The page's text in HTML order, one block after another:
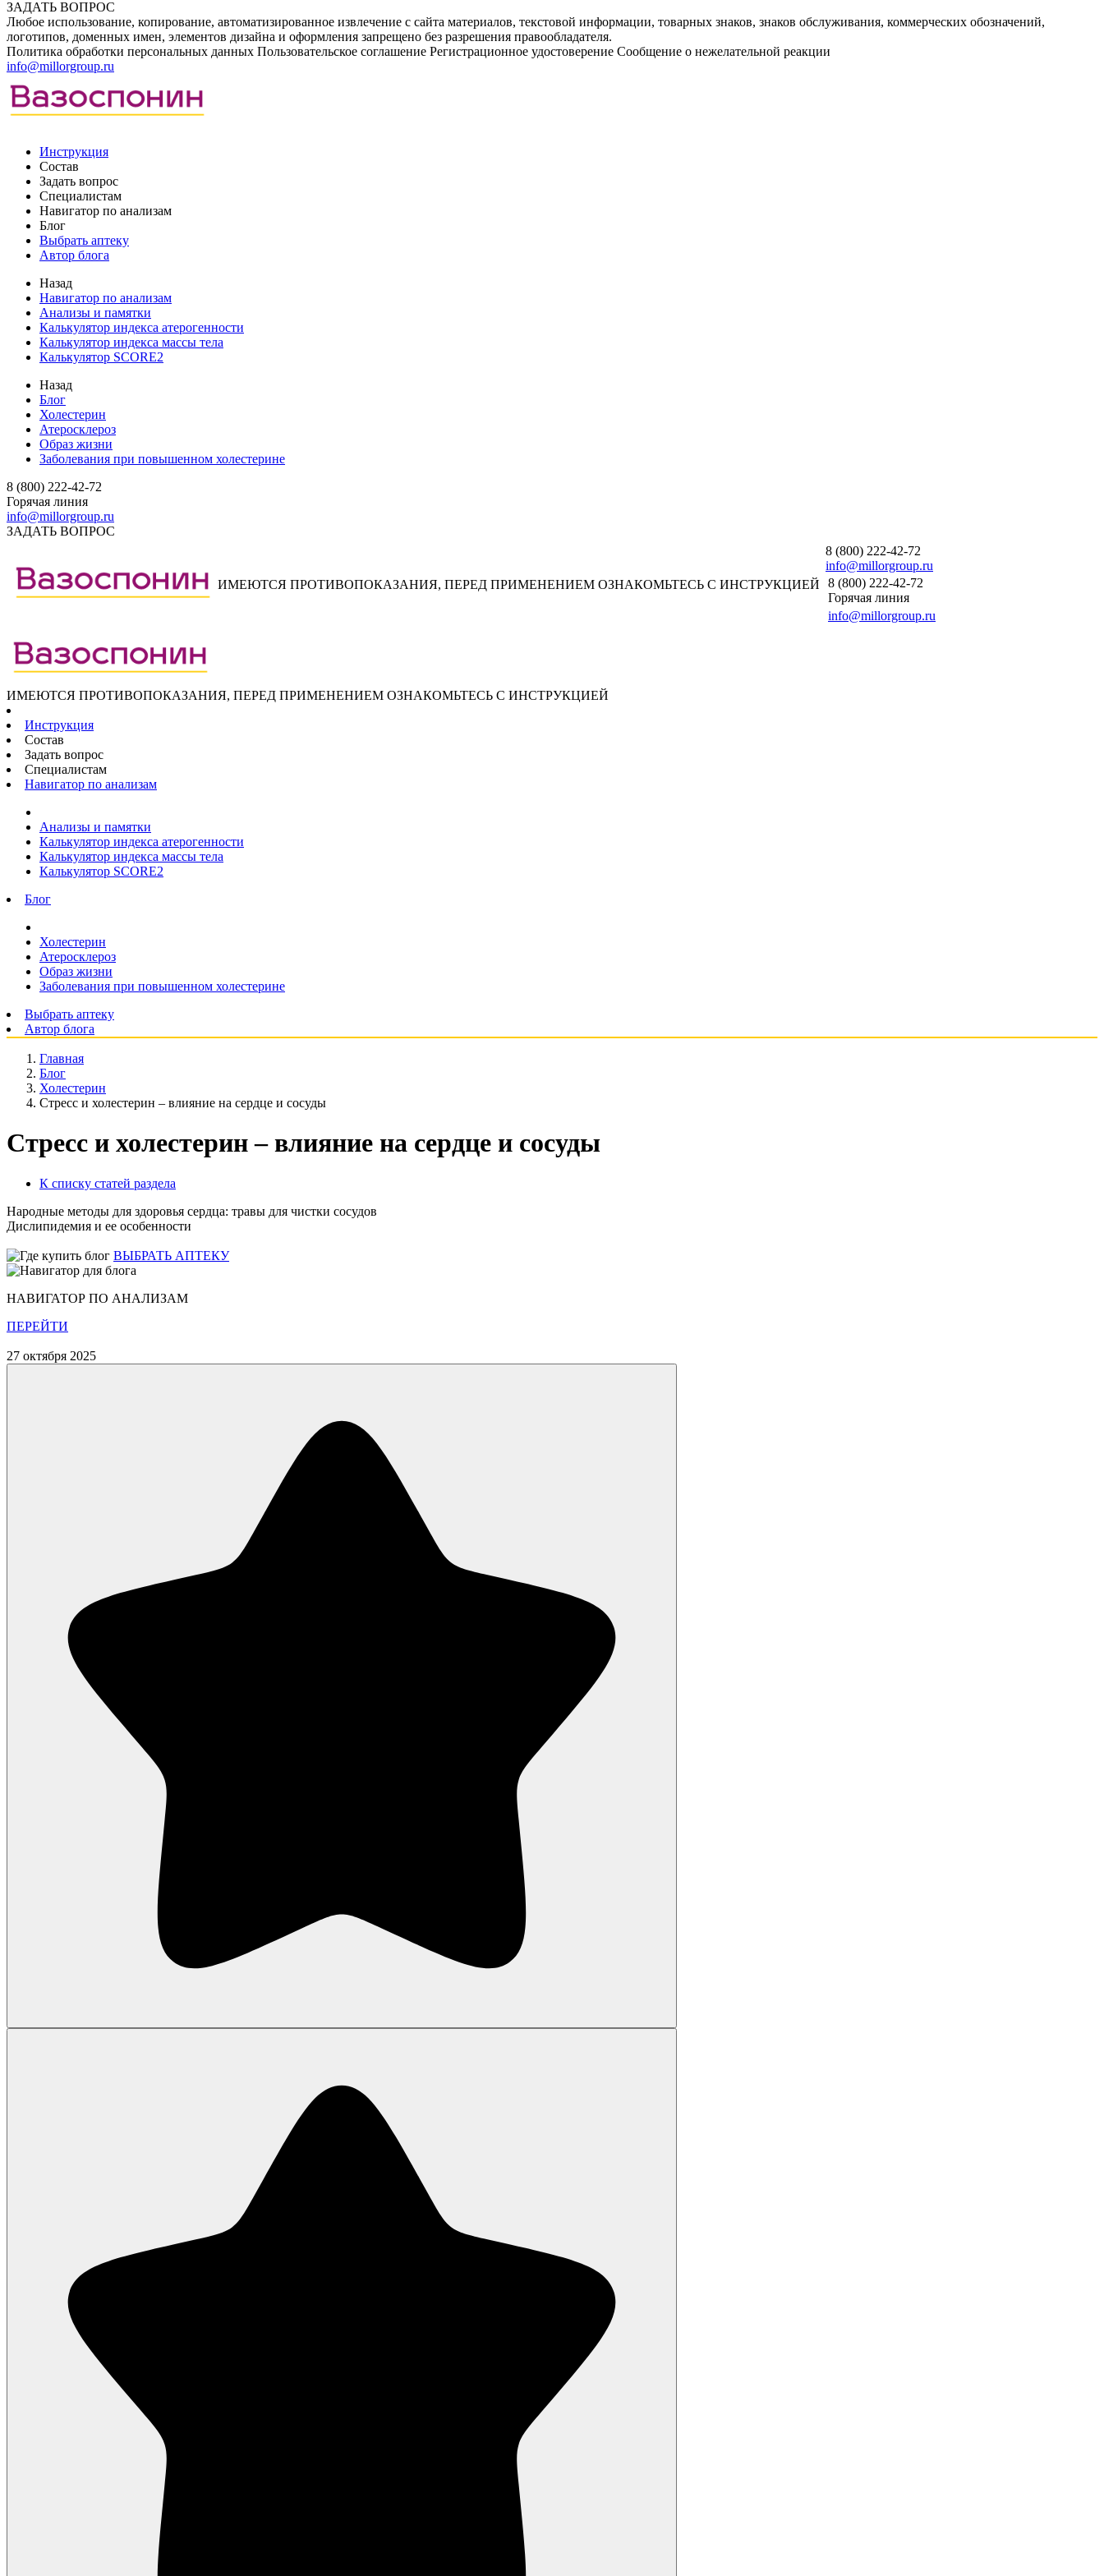
ЗАДАТЬ ВОПРОС
Любое использование, копирование, автоматизированное извлечение с сайта материалов, текстовой информации, товарных знаков, знаков обслуживания, коммерческих обозначений,
логотипов, доменных имен, элементов дизайна и оформления запрещено без разрешения правообладателя.
Политика обработки персональных данных Пользовательское соглашение Регистрационное удостоверение Сообщение о нежелательной реакции
info@millorgroup.ru
Инструкция
Состав
Задать вопрос
Специалистам
Навигатор по анализам
Блог
Выбрать аптеку
Автор блога
Назад
Навигатор по анализам
Анализы и памятки
Калькулятор индекса атерогенности
Калькулятор индекса массы тела
Калькулятор SCORE2
Назад
Блог
Холестерин
Атеросклероз
Образ жизни
Заболевания при повышенном холестерине
8 (800) 222-42-72
Горячая линия
info@millorgroup.ru
ЗАДАТЬ ВОПРОС
ИМЕЮТСЯ ПРОТИВОПОКАЗАНИЯ, ПЕРЕД ПРИМЕНЕНИЕМ ОЗНАКОМЬТЕСЬ С ИНСТРУКЦИЕЙ
8 (800) 222-42-72
info@millorgroup.ru
8 (800) 222-42-72
Горячая линия
info@millorgroup.ru
ИМЕЮТСЯ ПРОТИВОПОКАЗАНИЯ, ПЕРЕД ПРИМЕНЕНИЕМ ОЗНАКОМЬТЕСЬ С ИНСТРУКЦИЕЙ
Инструкция
Состав
Задать вопрос
Специалистам
Навигатор по анализам
Анализы и памятки
Калькулятор индекса атерогенности
Калькулятор индекса массы тела
Калькулятор SCORE2
Блог
Холестерин
Атеросклероз
Образ жизни
Заболевания при повышенном холестерине
Выбрать аптеку
Автор блога
Главная
Блог
Холестерин
Стресс и холестерин – влияние на сердце и сосуды
Стресс и холестерин – влияние на сердце и сосуды
К списку статей раздела
Народные методы для здоровья сердца: травы для чистки сосудов
Дислипидемия и ее особенности
ВЫБРАТЬ АПТЕКУ
НАВИГАТОР ПО АНАЛИЗАМ
ПЕРЕЙТИ
27 октября 2025